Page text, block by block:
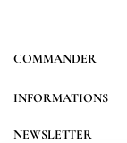
COMMANDER
INFORMATIONS
NEWSLETTER